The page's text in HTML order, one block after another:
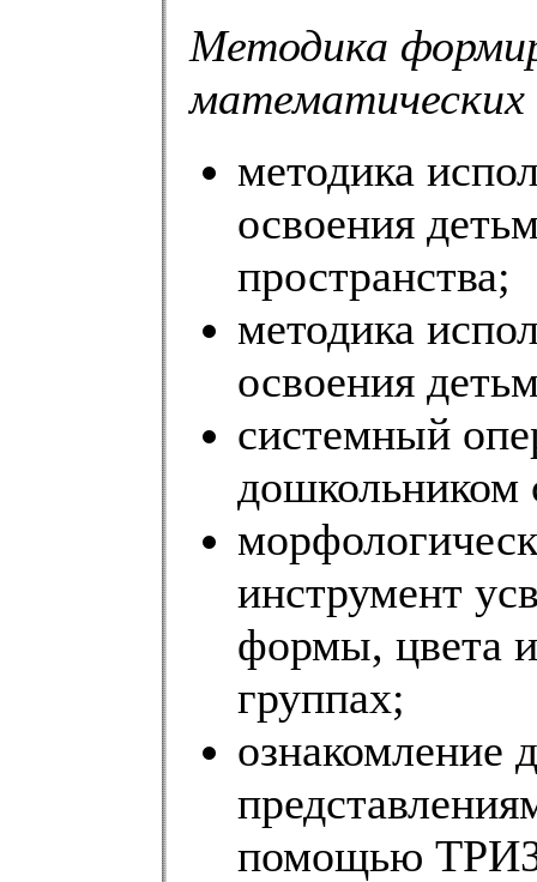
Методика
математических
методика
освоения
пространства;
методика
освоения
системный
дошкольником
инструмент
формы, цвета
группах;
ознакомление
помощью